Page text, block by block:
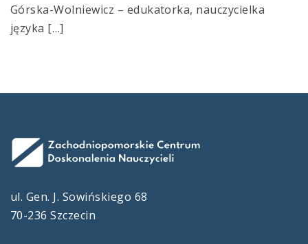
Górska-Wolniewicz – edukatorka, nauczycielka
języka […]
ul. Gen. J. Sowińskiego 68
70-236 Szczecin